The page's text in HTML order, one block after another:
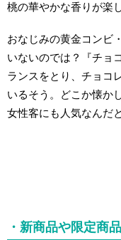
桃の華やかな香りが楽
おなじみの黄金コンビ
いないのでは？『チョ
ランスをとり、チョコ
いるそう。どこか懐か
女性客にも人気なんだ
・新商品や限定商